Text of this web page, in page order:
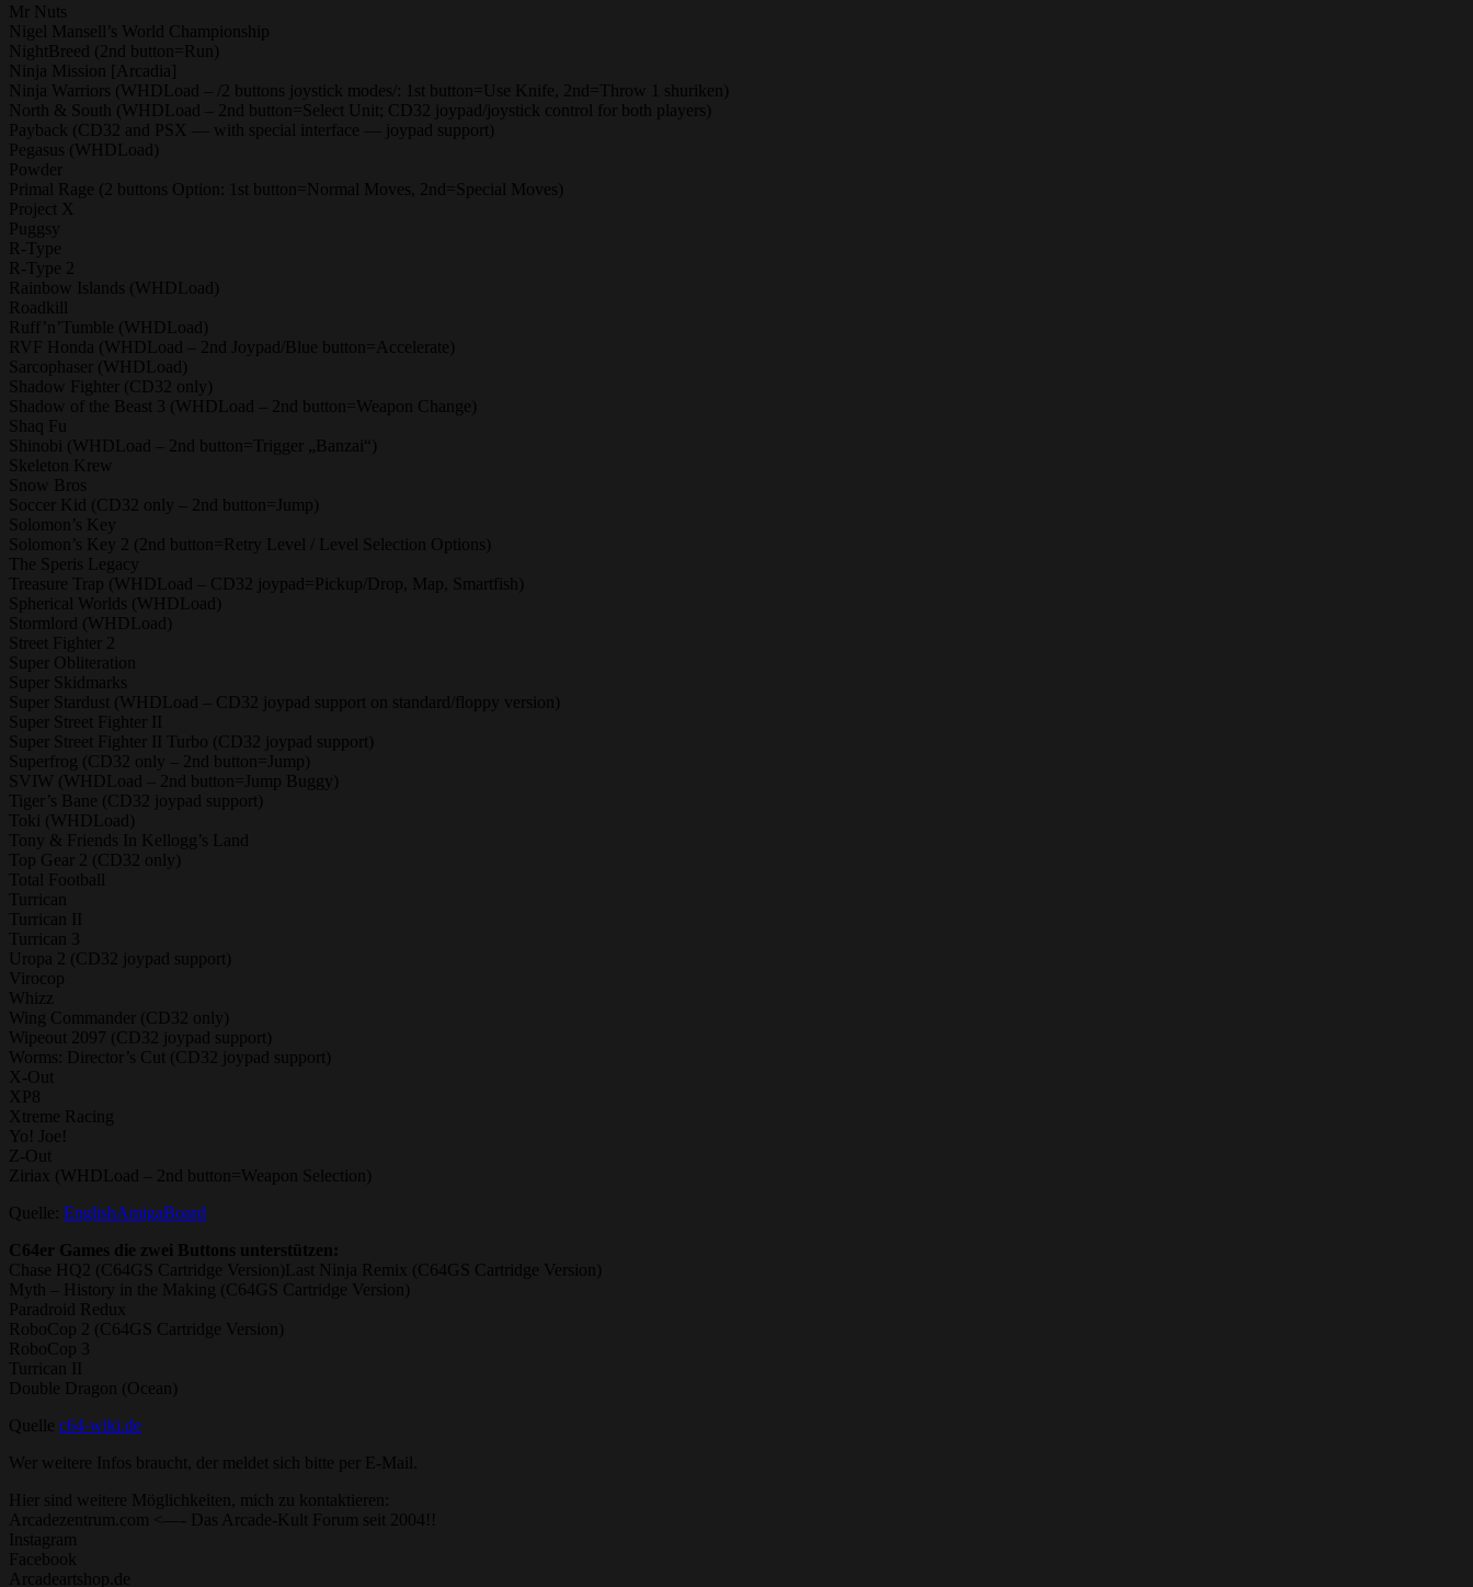
Mr Nuts
Nigel Mansell’s World Championship
NightBreed (2nd button=Run)
Ninja Mission [Arcadia]
Ninja Warriors (WHDLoad – /2 buttons joystick modes/: 1st button=Use Knife, 2nd=Throw 1 shuriken)
North & South (WHDLoad – 2nd button=Select Unit; CD32 joypad/joystick control for both players)
Payback (CD32 and PSX — with special interface — joypad support)
Pegasus (WHDLoad)
Powder
Primal Rage (2 buttons Option: 1st button=Normal Moves, 2nd=Special Moves)
Project X
Puggsy
R-Type
R-Type 2
Rainbow Islands (WHDLoad)
Roadkill
Ruff’n’Tumble (WHDLoad)
RVF Honda (WHDLoad – 2nd Joypad/Blue button=Accelerate)
Sarcophaser (WHDLoad)
Shadow Fighter (CD32 only)
Shadow of the Beast 3 (WHDLoad – 2nd button=Weapon Change)
Shaq Fu
Shinobi (WHDLoad – 2nd button=Trigger „Banzai“)
Skeleton Krew
Snow Bros
Soccer Kid (CD32 only – 2nd button=Jump)
Solomon’s Key
Solomon’s Key 2 (2nd button=Retry Level / Level Selection Options)
The Speris Legacy
Treasure Trap (WHDLoad – CD32 joypad=Pickup/Drop, Map, Smartfish)
Spherical Worlds (WHDLoad)
Stormlord (WHDLoad)
Street Fighter 2
Super Obliteration
Super Skidmarks
Super Stardust (WHDLoad – CD32 joypad support on standard/floppy version)
Super Street Fighter II
Super Street Fighter II Turbo (CD32 joypad support)
Superfrog (CD32 only – 2nd button=Jump)
SVIW (WHDLoad – 2nd button=Jump Buggy)
Tiger’s Bane (CD32 joypad support)
Toki (WHDLoad)
Tony & Friends In Kellogg’s Land
Top Gear 2 (CD32 only)
Total Football
Turrican
Turrican II
Turrican 3
Uropa 2 (CD32 joypad support)
Virocop
Whizz
Wing Commander (CD32 only)
Wipeout 2097 (CD32 joypad support)
Worms: Director’s Cut (CD32 joypad support)
X-Out
XP8
Xtreme Racing
Yo! Joe!
Z-Out
Ziriax (WHDLoad – 2nd button=Weapon Selection)
Quelle: EnglishAmigaBoard
C64er Games die zwei Buttons unterstützen:
Chase HQ2 (C64GS Cartridge Version)Last Ninja Remix (C64GS Cartridge Version)
Myth – History in the Making (C64GS Cartridge Version)
Paradroid Redux
RoboCop 2 (C64GS Cartridge Version)
RoboCop 3
Turrican II
Double Dragon (Ocean)
Quelle c64-wiki.de
Wer weitere Infos braucht, der meldet sich bitte per E-Mail.
Hier sind weitere Möglichkeiten, mich zu kontaktieren:
Arcadezentrum.com <—- Das Arcade-Kult Forum seit 2004!!
Instagram
Facebook
Arcadeartshop.de